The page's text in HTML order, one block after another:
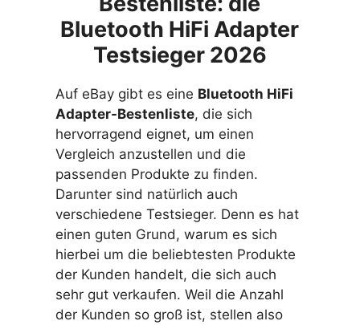
Bluetooth HiFi Adapter
Testsieger 2026
Auf eBay gibt es eine Bluetooth HiFi
Adapter-Bestenliste, die sich
hervorragend eignet, um einen
Vergleich anzustellen und die
passenden Produkte zu finden.
Darunter sind natürlich auch
verschiedene Testsieger. Denn es hat
einen guten Grund, warum es sich
hierbei um die beliebtesten Produkte
der Kunden handelt, die sich auch
sehr gut verkaufen. Weil die Anzahl
der Kunden so groß ist, stellen also